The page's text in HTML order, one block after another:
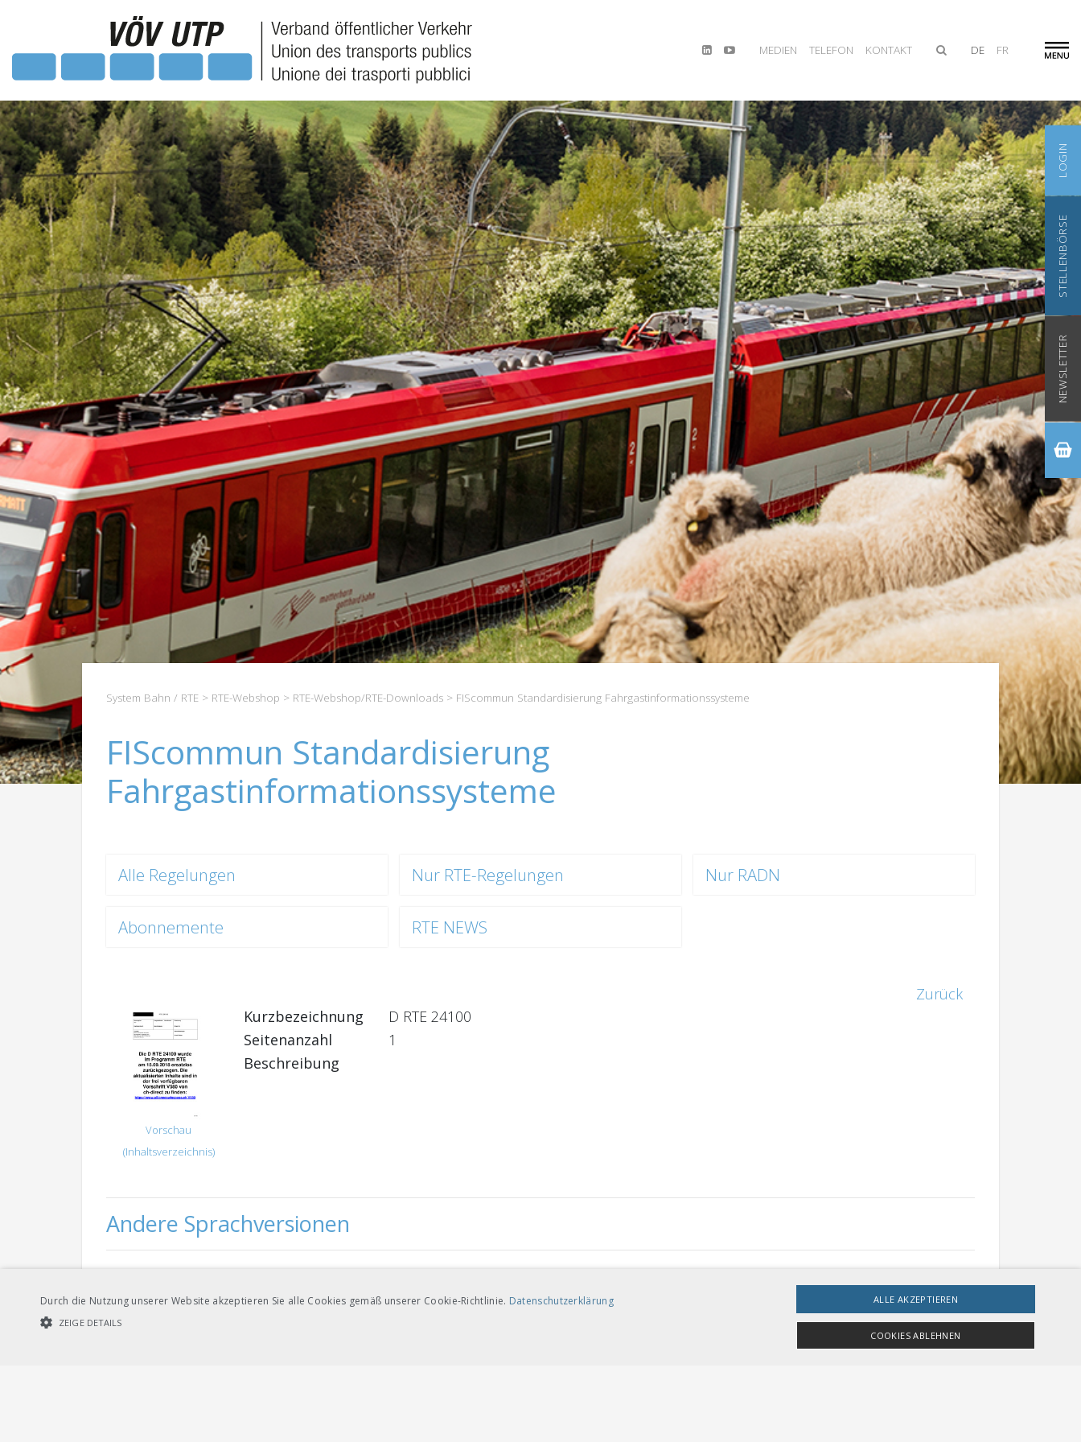
MEDIEN TELEFON KONTAKT DE FR
LOGIN
STELLENBÖRSE
NEWSLETTER
System Bahn / RTE > RTE-Webshop > RTE-Webshop/RTE-Downloads > FIScommun Standardisierung Fahrgastinformationssysteme
FIScommun Standardisierung
Fahrgastinformationssysteme
Alle Regelungen Nur RTE-Regelungen Nur RADN
Abonnemente RTE NEWS
Zurück
Vorschau
(Inhaltsverzeichnis)
Kurzbezeichnung
D RTE 24100
Seitenanzahl
1
Beschreibung
Andere Sprachversionen
Französisch
Durch die Nutzung unserer Website akzeptieren Sie alle Cookies gemäß unserer Cookie-Richtlinie. Datenschutzerklärung
ZEIGE DETAILS
ALLE AKZEPTIEREN
COOKIES ABLEHNEN